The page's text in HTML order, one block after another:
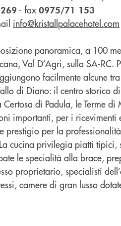
- fax 0975/71 153
info@kristallpalacehotel.com
panoramica, a 100
Val D’Agri, sulla SA-RC.
facilmente alcune
di Diano: il centro storico
di Padula, le Terme di
importanti, per i ricevimenti
prestigio per la
cucina privilegia piatti tipici,
le specialità alla brace,
proprietario, specialisti
camere di gran lusso